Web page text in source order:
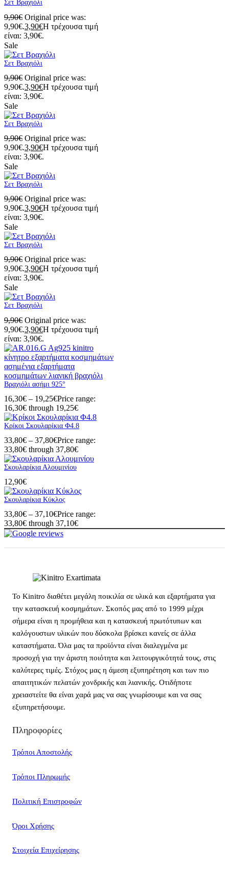
Σετ Βραχιόλι
9,90€ Original price was:
9,90€.3,90€Η τρέχουσα τιμή
είναι: 3,90€.
Sale
Σετ Βραχιόλι
9,90€ Original price was:
9,90€.3,90€Η τρέχουσα τιμή
είναι: 3,90€.
Sale
Σετ Βραχιόλι
9,90€ Original price was:
9,90€.3,90€Η τρέχουσα τιμή
είναι: 3,90€.
Sale
Σετ Βραχιόλι
9,90€ Original price was:
9,90€.3,90€Η τρέχουσα τιμή
είναι: 3,90€.
Sale
Σετ Βραχιόλι
9,90€ Original price was:
9,90€.3,90€Η τρέχουσα τιμή
είναι: 3,90€.
Sale
Σετ Βραχιόλι
9,90€ Original price was:
9,90€.3,90€Η τρέχουσα τιμή
είναι: 3,90€.
Βραχιόλι ασήμι 925°
16,30€ – 19,25€Price range:
16,30€ through 19,25€
Κρίκοι Σκουλαρίκια Φ4.8
33,80€ – 37,80€Price range:
33,80€ through 37,80€
Σκουλαρίκια Αλουμινίου
12,90€
Σκουλαρίκια Κύκλος
33,80€ – 37,10€Price range:
33,80€ through 37,10€
Το Kinitro διαθέτει μεγάλη ποικιλία σε υλικά και εξαρτήματα για
την κατασκευή κοσμημάτων. Σκοπός μας από το 1999 μέχρι
σήμερα είναι η προμήθεια και η κατασκευή πρωτότυπων και
καλόγουστων υλικών που δύσκολα βρίσκει κανείς σε άλλα
καταστήματα. Όλα μας τα προϊόντα είναι διαλεγμένα με
προσοχή για την άριστη ποιότητα και λειτουργικότητά τους, στις
καλύτερες τιμές. Στόχος μας η άμεση εξυπηρέτηση και των πιο
απαιτητικών πελατών χονδρικής και λιανικής. Οτιδήποτε
χρειαστείτε θα είναι χαρά μας να σας γνωρίσουμε και να σας
εξυπηρετήσουμε.
Πληροφορίες
Τρόποι Αποστολής
Τρόποι Πληρωμής
Πολιτική Επιστροφών
Όροι Χρήσης
Στοιχεία Επιχείρησης